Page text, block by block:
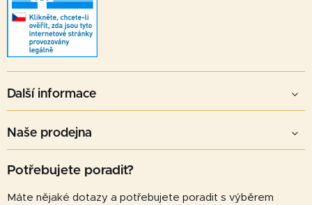
Další informace
Naše prodejna
Potřebujete poradit?
Máte nějaké dotazy a potřebujete poradit s výběrem